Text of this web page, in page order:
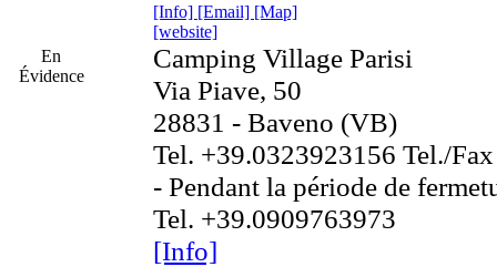
En
Évidence
[Info] [Email] [Map]
[website]
Camping Village Parisi
Via Piave, 50
28831 - Baveno (VB)
Tel. +39.0323923156 Tel./
- Pendant la période de
Tel. +39.0909763973
[Info]